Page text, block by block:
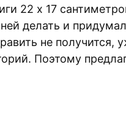
22 x 17
делать и
не получится,
Поэтому